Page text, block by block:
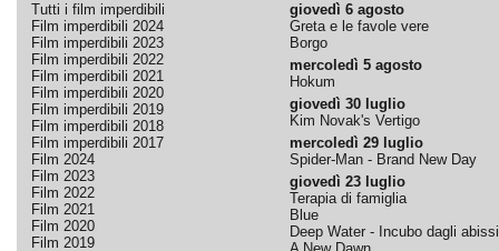
Tutti i film imperdibili
Film imperdibili 2024
Film imperdibili 2023
Film imperdibili 2022
Film imperdibili 2021
Film imperdibili 2020
Film imperdibili 2019
Film imperdibili 2018
Film imperdibili 2017
Film 2024
Film 2023
Film 2022
Film 2021
Film 2020
Film 2019
giovedì 6 agosto
Greta e le favole vere
Borgo
mercoledì 5 agosto
Hokum
giovedì 30 luglio
Kim Novak's Vertigo
mercoledì 29 luglio
Spider-Man - Brand New Day
giovedì 23 luglio
Terapia di famiglia
Blue
Deep Water - Incubo dagli abissi